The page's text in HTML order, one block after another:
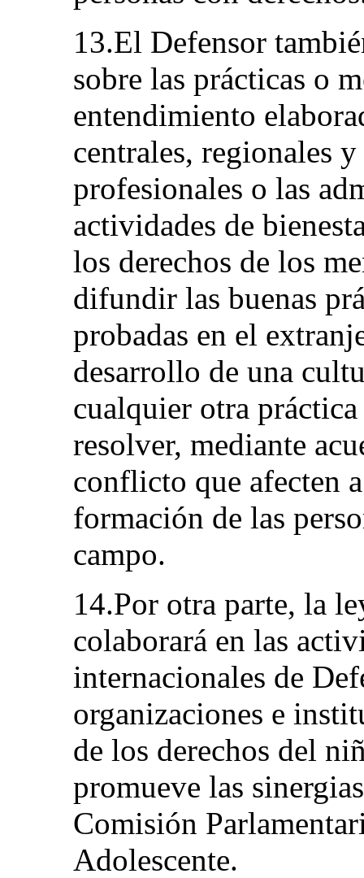
13.El Defensor
sobre las prácticas o
entendimiento
centrales, regionales
profesionales o las
actividades de
los derechos de los
difundir las buenas
probadas en el
desarrollo de una
cualquier otra
resolver, mediante
conflicto que afecten
formación de las
campo.
14.Por otra parte, la
colaborará en las
internacionales de
organizaciones e
de los derechos del
promueve las
Comisión
Adolescente.